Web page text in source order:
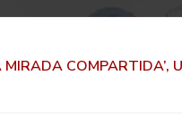
MIRADA